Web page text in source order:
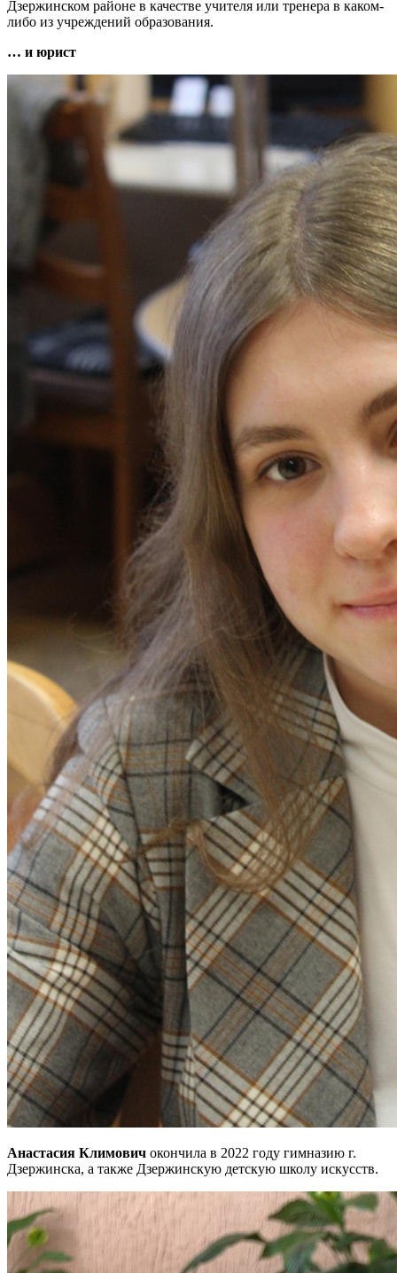
Дзержинском районе в качестве учителя или тренера в каком-
либо из учреждений образования.
… и юрист
Анастасия Климович окончила в 2022 году гимназию г.
Дзержинска, а также Дзержинскую детскую школу искусств.